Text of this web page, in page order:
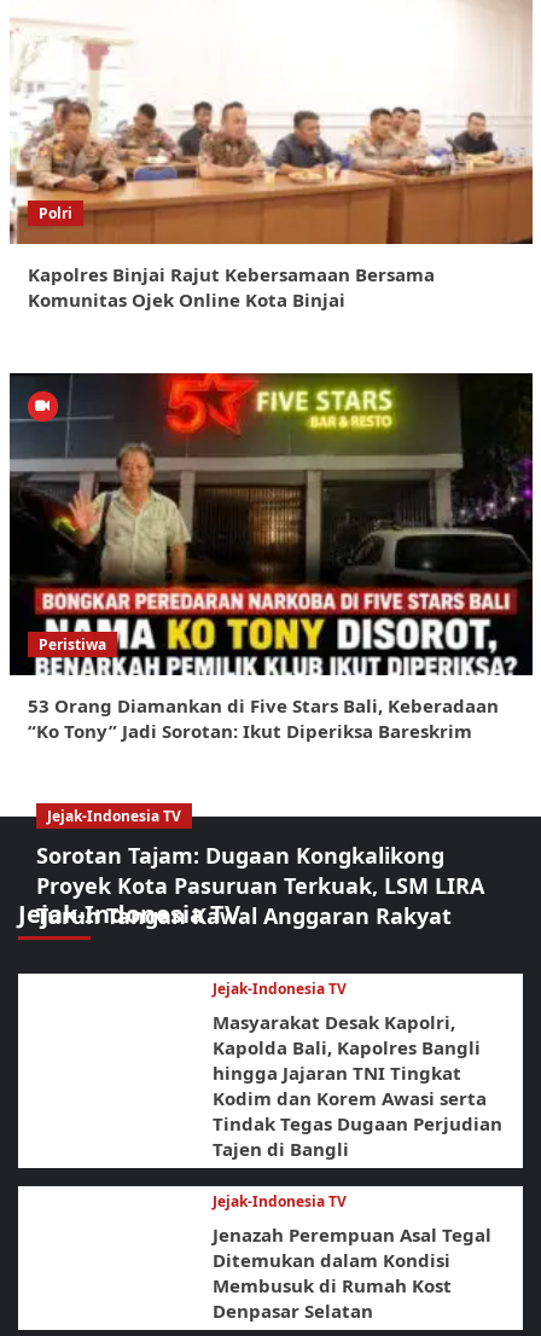
Polri
Kapolres Binjai Rajut Kebersamaan Bersama
Komunitas Ojek Online Kota Binjai
Peristiwa
53 Orang Diamankan di Five Stars Bali, Keberadaan
“Ko Tony” Jadi Sorotan: Ikut Diperiksa Bareskrim
Jejak-Indonesia TV
Jejak-Indonesia TV
Sorotan Tajam: Dugaan Kongkalikong
Proyek Kota Pasuruan Terkuak, LSM LIRA
Turun Tangan Kawal Anggaran Rakyat
Jejak-Indonesia TV
Masyarakat Desak Kapolri,
Kapolda Bali, Kapolres Bangli
hingga Jajaran TNI Tingkat
Kodim dan Korem Awasi serta
Tindak Tegas Dugaan Perjudian
Tajen di Bangli
Jejak-Indonesia TV
Jenazah Perempuan Asal Tegal
Ditemukan dalam Kondisi
Membusuk di Rumah Kost
Denpasar Selatan